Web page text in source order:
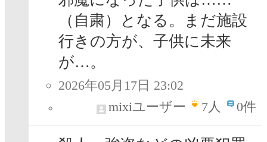
（自粛）となる。まだ施設
行きの方が、子供に未来
が…。
2026年05月17日 23:02
mixiユーザー
7人 0件